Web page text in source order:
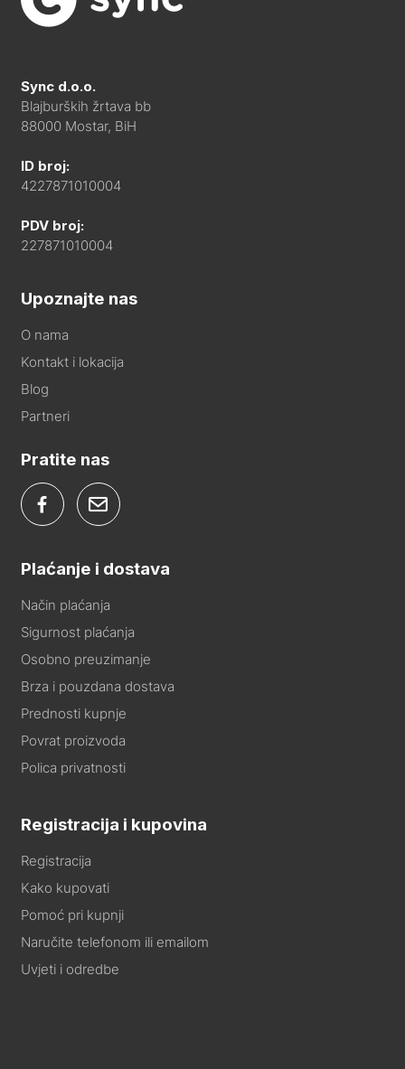
Sync d.o.o.
Blajburških žrtava bb
88000 Mostar, BiH
ID broj:
4227871010004
PDV broj:
227871010004
Upoznajte nas
O nama
Kontakt i lokacija
Blog
Partneri
Pratite nas
Plaćanje i dostava
Način plaćanja
Sigurnost plaćanja
Osobno preuzimanje
Brza i pouzdana dostava
Prednosti kupnje
Povrat proizvoda
Polica privatnosti
Registracija i kupovina
Registracija
Kako kupovati
Pomoć pri kupnji
Naručite telefonom ili emailom
Uvjeti i odredbe